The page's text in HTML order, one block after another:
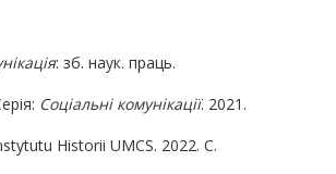
: зб. наук. праць.
Соціальні комунікації. 2021.
Historii UMCS. 2022. С.